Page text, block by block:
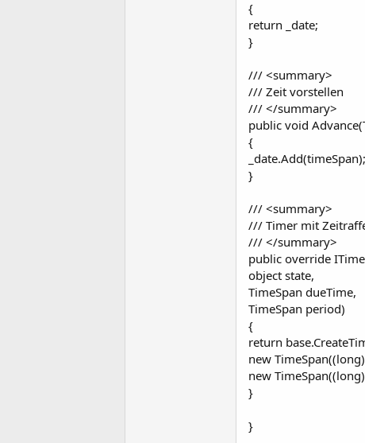
{
return _date;
}
/// <summary>
/// Zeit vorstellen
/// </summary>
public void
{
_date.Add(timeSpan);
}
/// <summary>
/// Timer mit
/// </summary>
public override
object state,
TimeSpan dueTime,
TimeSpan period)
{
return
new
new
}
}